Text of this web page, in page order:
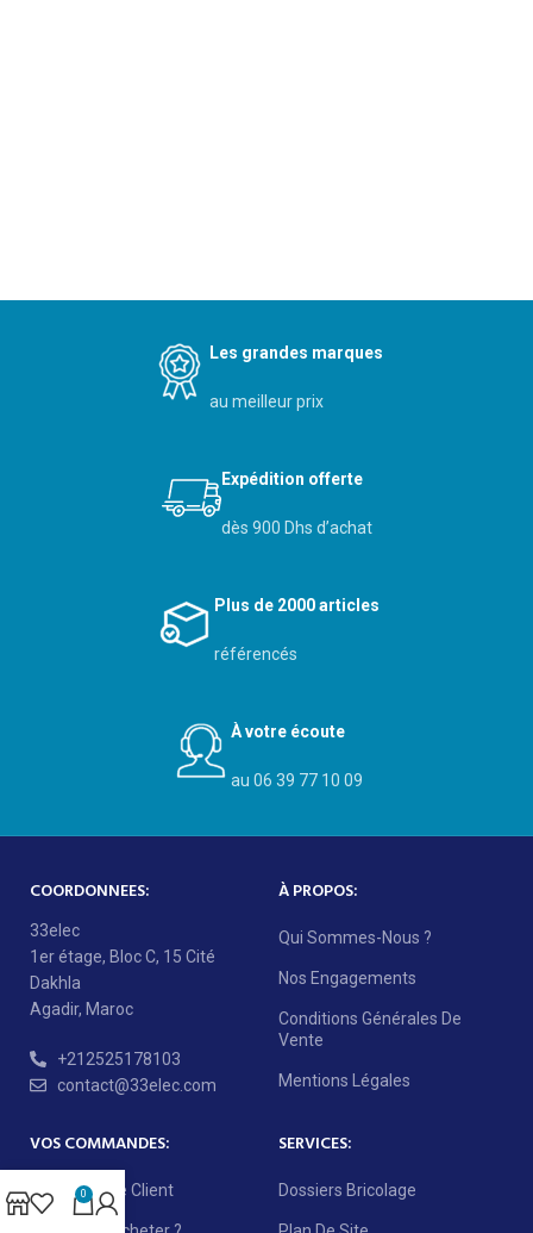
Les grandes marques
au meilleur prix
Expédition offerte
dès 900 Dhs d’achat
Plus de 2000 articles
référencés
À votre écoute
au 06 39 77 10 09
COORDONNEES:
33elec
1er étage, Bloc C, 15 Cité
Dakhla
Agadir, Maroc
+212525178103
contact@33elec.com
À PROPOS:
Qui Sommes-Nous ?
Nos Engagements
Conditions Générales De
Vente
Mentions Légales
VOS COMMANDES:
Mon Compte Client
SERVICES:
Dossiers Bricolage
0